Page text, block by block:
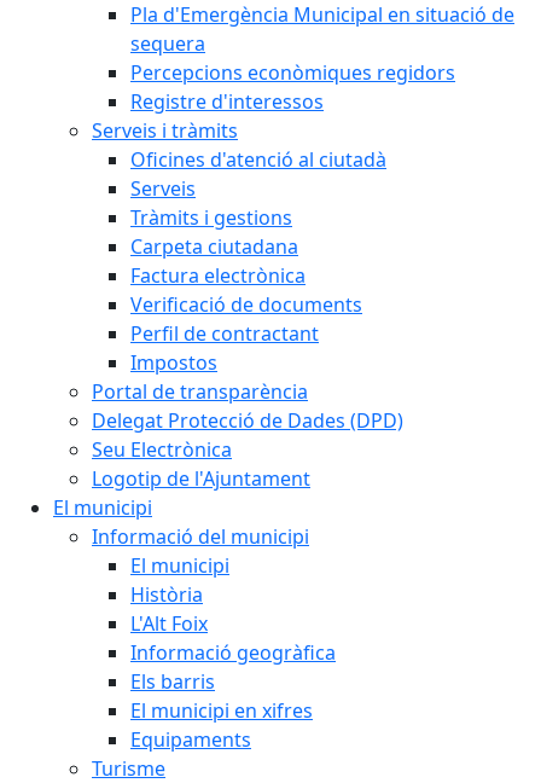
Pla d'Emergència Municipal en situació de
sequera
Percepcions econòmiques regidors
Registre d'interessos
Serveis i tràmits
Oficines d'atenció al ciutadà
Serveis
Tràmits i gestions
Carpeta ciutadana
Factura electrònica
Verificació de documents
Perfil de contractant
Impostos
Portal de transparència
Delegat Protecció de Dades (DPD)
Seu Electrònica
Logotip de l'Ajuntament
El municipi
Informació del municipi
El municipi
Història
L'Alt Foix
Informació geogràfica
Els barris
El municipi en xifres
Equipaments
Turisme